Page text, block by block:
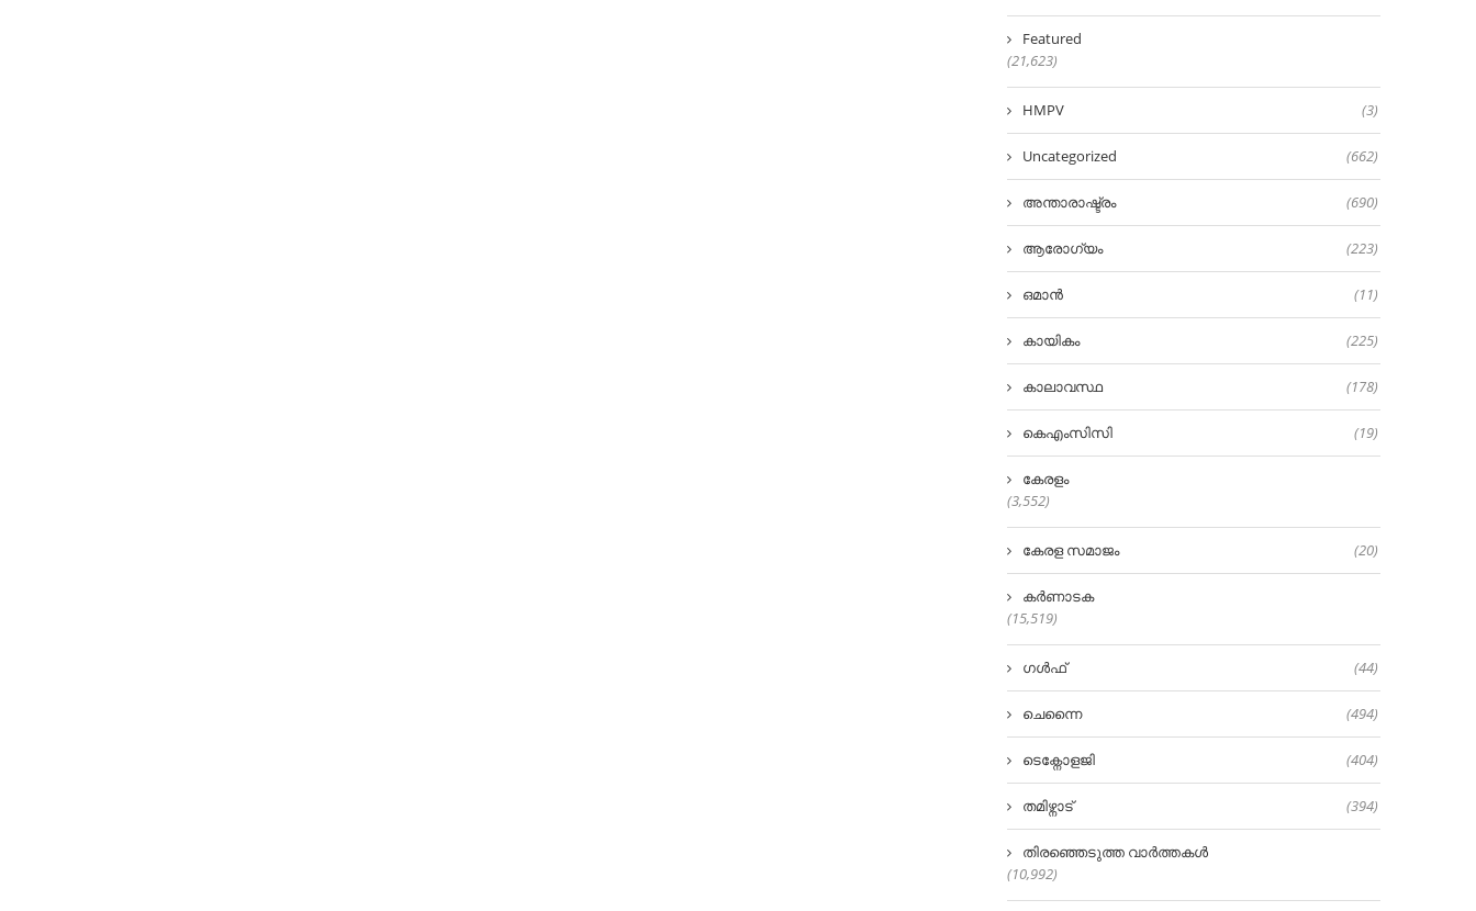
Featured
(21,623)
HMPV (3)
Uncategorized (662)
അന്താരാഷ്ട്രം (690)
ആരോഗ്യം (223)
ഒമാൻ (11)
കായികം (225)
കാലാവസ്ഥ (178)
കെഎംസിസി (19)
കേരളം
(3,552)
കേരള സമാജം (20)
കർണാടക
(15,519)
ഗൾഫ് (44)
ചെന്നൈ (494)
ടെക്നോളജി (404)
തമിഴ്നാട് (394)
തിരഞ്ഞെടുത്ത വാർത്തകൾ
(10,992)